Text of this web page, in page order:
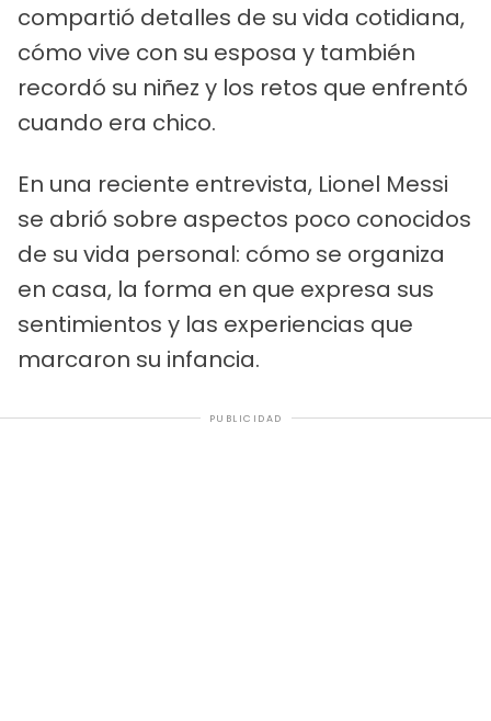
compartió detalles de su vida cotidiana,
cómo vive con su esposa y también
recordó su niñez y los retos que enfrentó
cuando era chico.
En una reciente entrevista, Lionel Messi
se abrió sobre aspectos poco conocidos
de su vida personal: cómo se organiza
en casa, la forma en que expresa sus
sentimientos y las experiencias que
marcaron su infancia.
PUBLICIDAD